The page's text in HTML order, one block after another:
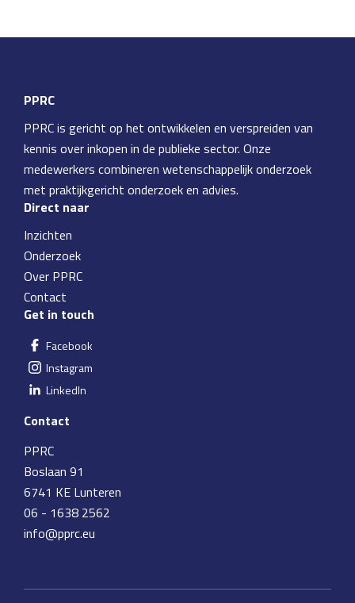
PPRC
PPRC is gericht op het ontwikkelen en verspreiden van
kennis over inkopen in de publieke sector. Onze
medewerkers combineren wetenschappelijk onderzoek
met praktijkgericht onderzoek en advies.
Direct naar
Inzichten
Onderzoek
Over PPRC
Contact
Get in touch
Facebook
Instagram
LinkedIn
Contact
PPRC
Boslaan 91
6741 KE Lunteren
06 - 1638 2562
info@pprc.eu